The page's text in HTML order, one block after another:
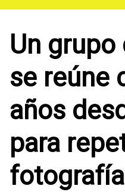
Saltar
contenido
Un
se reúne
años
para